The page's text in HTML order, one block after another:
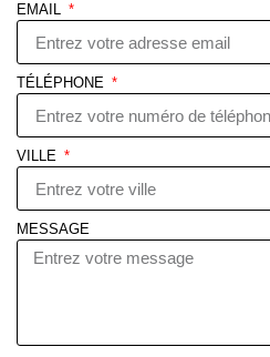
EMAIL
TÉLÉPHONE
VILLE
MESSAGE